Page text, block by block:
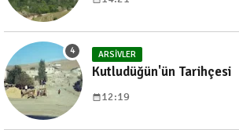
ARSIVLER
Kutludüğün'ün Tarihçesi
12:19